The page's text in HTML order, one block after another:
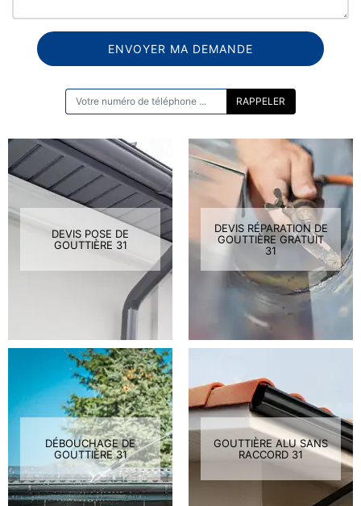
DEVIS POSE DE
GOUTTIÈRE 31
DEVIS RÉPARATION DE
GOUTTIÈRE GRATUIT
31
DÉBOUCHAGE DE
GOUTTIÈRE 31
GOUTTIÈRE ALU SANS
RACCORD 31